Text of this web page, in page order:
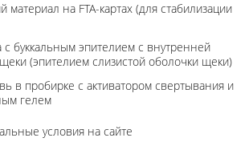
материал на FTA-картах (для стабилизации
буккальным эпителием с внутренней
(эпителием слизистой оболочки щеки)
в пробирке с активатором свертывания и
гелем
условия на сайте